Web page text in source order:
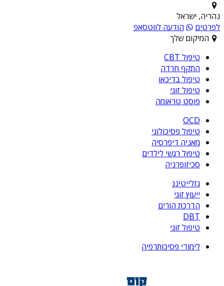
נהריה, ישראל
לפרטים
הודעה לווטסאפ
המיקום שלך
טיפול CBT
התקף חרדה
טיפול בדיכאו
טיפול זוגי
פוסט טראומה
OCD
טיפול פסיכולוגי
מאניה דיפרסיה
טיפול רגשי לילדים
סכיזופרניה
גזלייטינג
ייעוץ זוגי
הדרכת הורים
DBT
טיפול זוגי
לימודי פסיכותרפיה